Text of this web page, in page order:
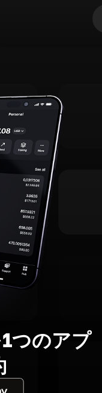
つのアプ